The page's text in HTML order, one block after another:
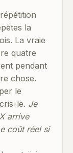
la
La vraie
quatre
pendant
chose.
le
le. Je
arrive
coût réel si